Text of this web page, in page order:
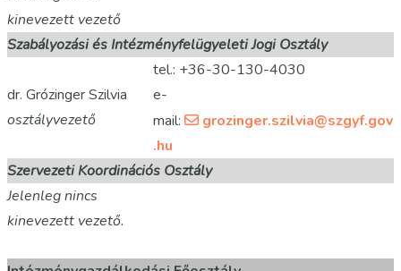
kinevezett vezető
Szabályozási és Intézményfelügyeleti Jogi Osztály
dr. Grózinger Szilvia
osztályvezető
tel.: +36-30-130-4030
e-
mail:
grozinger.szilvia@szgyf.gov
.hu
Szervezeti Koordinációs Osztály
Jelenleg nincs
kinevezett vezető.